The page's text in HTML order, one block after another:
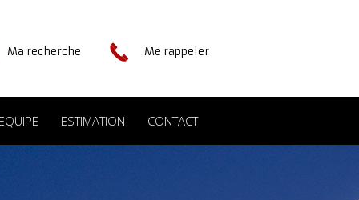
Me rappeler
Ma recherche
EQUIPE ESTIMATION CONTACT